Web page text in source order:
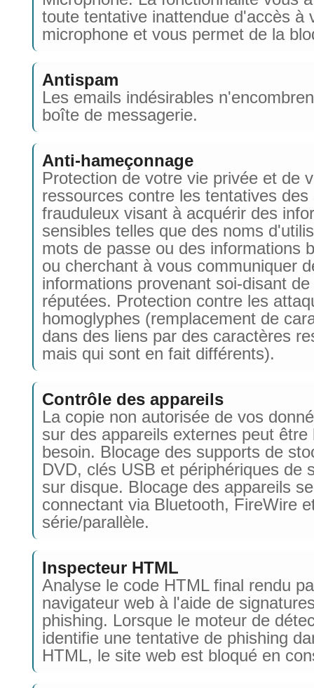
toute tentative inattendue d'accès à
microphone et vous permet de la
Antispam
Les emails indésirables
boîte de messagerie.
Anti-hameçonnage
Protection de votre vie privée et de
ressources contre les tentatives des
frauduleux visant à acquérir des
sensibles telles que des noms
mots de passe ou des informations
ou cherchant à vous communiquer
informations provenant soi-disant
réputées. Protection contre les
homoglyphes (remplacement de
dans des liens par des caractères
mais qui sont en fait différents).
Contrôle des appareils
La copie non autorisée de vos
sur des appareils externes peut être
besoin. Blocage des supports de
DVD, clés USB et périphériques de
sur disque. Blocage des appareils se
connectant via Bluetooth, FireWire
série/parallèle.
Inspecteur HTML
Analyse le code HTML final rendu
navigateur web à l'aide de
phishing. Lorsque le moteur de
identifie une tentative de phishing
HTML, le site web est bloqué en